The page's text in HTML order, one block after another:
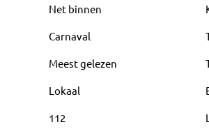
Net binnen
Carnaval
Meest gelezen
Lokaal
112